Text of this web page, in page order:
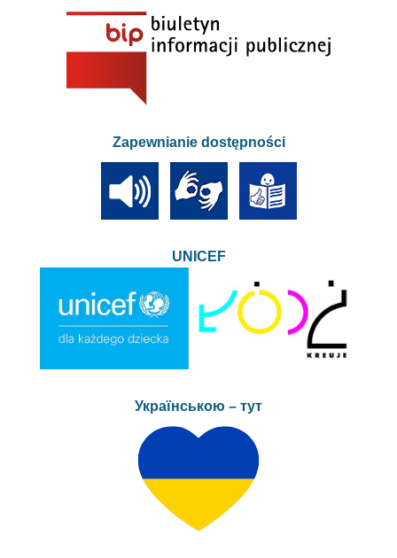
Zapewnianie dostępności
UNICEF
Українською – тут